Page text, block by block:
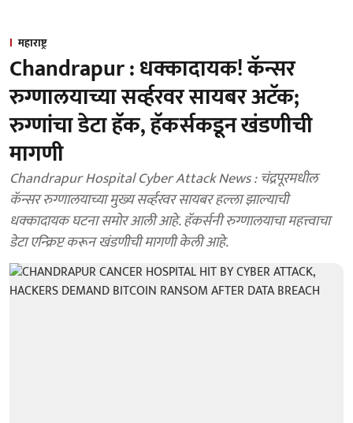
महाराष्ट्र
Chandrapur : धक्कादायक! कॅन्सर
रुग्णालयाच्या सर्व्हरवर सायबर अटॅक;
रुग्णांचा डेटा हॅक, हॅकर्सकडून खंडणीची
मागणी
Chandrapur Hospital Cyber Attack News : चंद्रपूरमधील
कॅन्सर रुग्णालयाच्या मुख्य सर्व्हरवर सायबर हल्ला झाल्याची
धक्कादायक घटना समोर आली आहे. हॅकर्सनी रुग्णालयाचा महत्त्वाचा
डेटा एन्क्रिप्ट करून खंडणीची मागणी केली आहे.